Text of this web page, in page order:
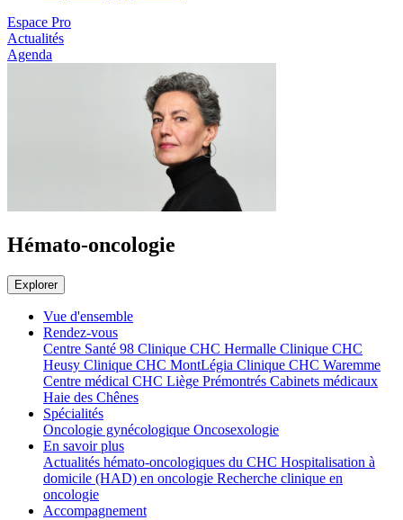
Espace Pro
Actualités
Agenda
Hémato-oncologie
Explorer
Vue d'ensemble
Rendez-vous
Centre Santé 98 Clinique CHC Hermalle Clinique CHC
Heusy Clinique CHC MontLégia Clinique CHC Waremme
Centre médical CHC Liège Prémontrés Cabinets médicaux
Haie des Chênes
Spécialités
Oncologie gynécologique Oncosexologie
En savoir plus
Actualités hémato-oncologiques du CHC Hospitalisation à
domicile (HAD) en oncologie Recherche clinique en
oncologie
Accompagnement